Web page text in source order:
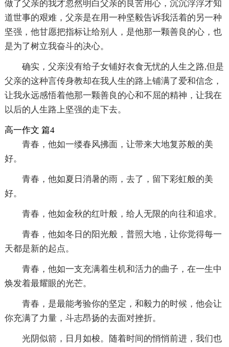
做了父亲的我才忽然明白父亲的良苦用心，沉沉浮浮才知
道世事的艰难，父亲是在用一种坚毅告诉我活着的另一种
坚强，他甘愿把指标让给别人，是他那一颗善良的心，也
是为了树立我奋斗的决心。
确实，父亲没有给子女铺好衣食无忧的人生之路,但是
父亲的这种言传身教却在我人生的路上铺满了爱和信念，
让我永远感悟着他那一颗善良的心和不屈的精神，让我在
以后的人生路上坚强的走下去。
高一作文 篇4
青春，他如一缕春风拂面，让带来大地复苏般的美
好。
青春，他如夏日消暑的雨，去了，留下彩虹般的美
好。
青春，他如金秋的红叶般，给人无限的向往和追求。
青春，他如冬日的阳光般，普照大地，让你觉得每一
天都是新的起点。
青春，他如一支充满着生机和活力的曲子，在一生中
焕发着最耀眼的光芒。
青春，是最能考验你的坚定，和毅力的时候，他会让
你充满了力量，斗志昂扬的去面对挫折。
光阴似箭，日月如梭。随着时间的悄悄前进，我们也